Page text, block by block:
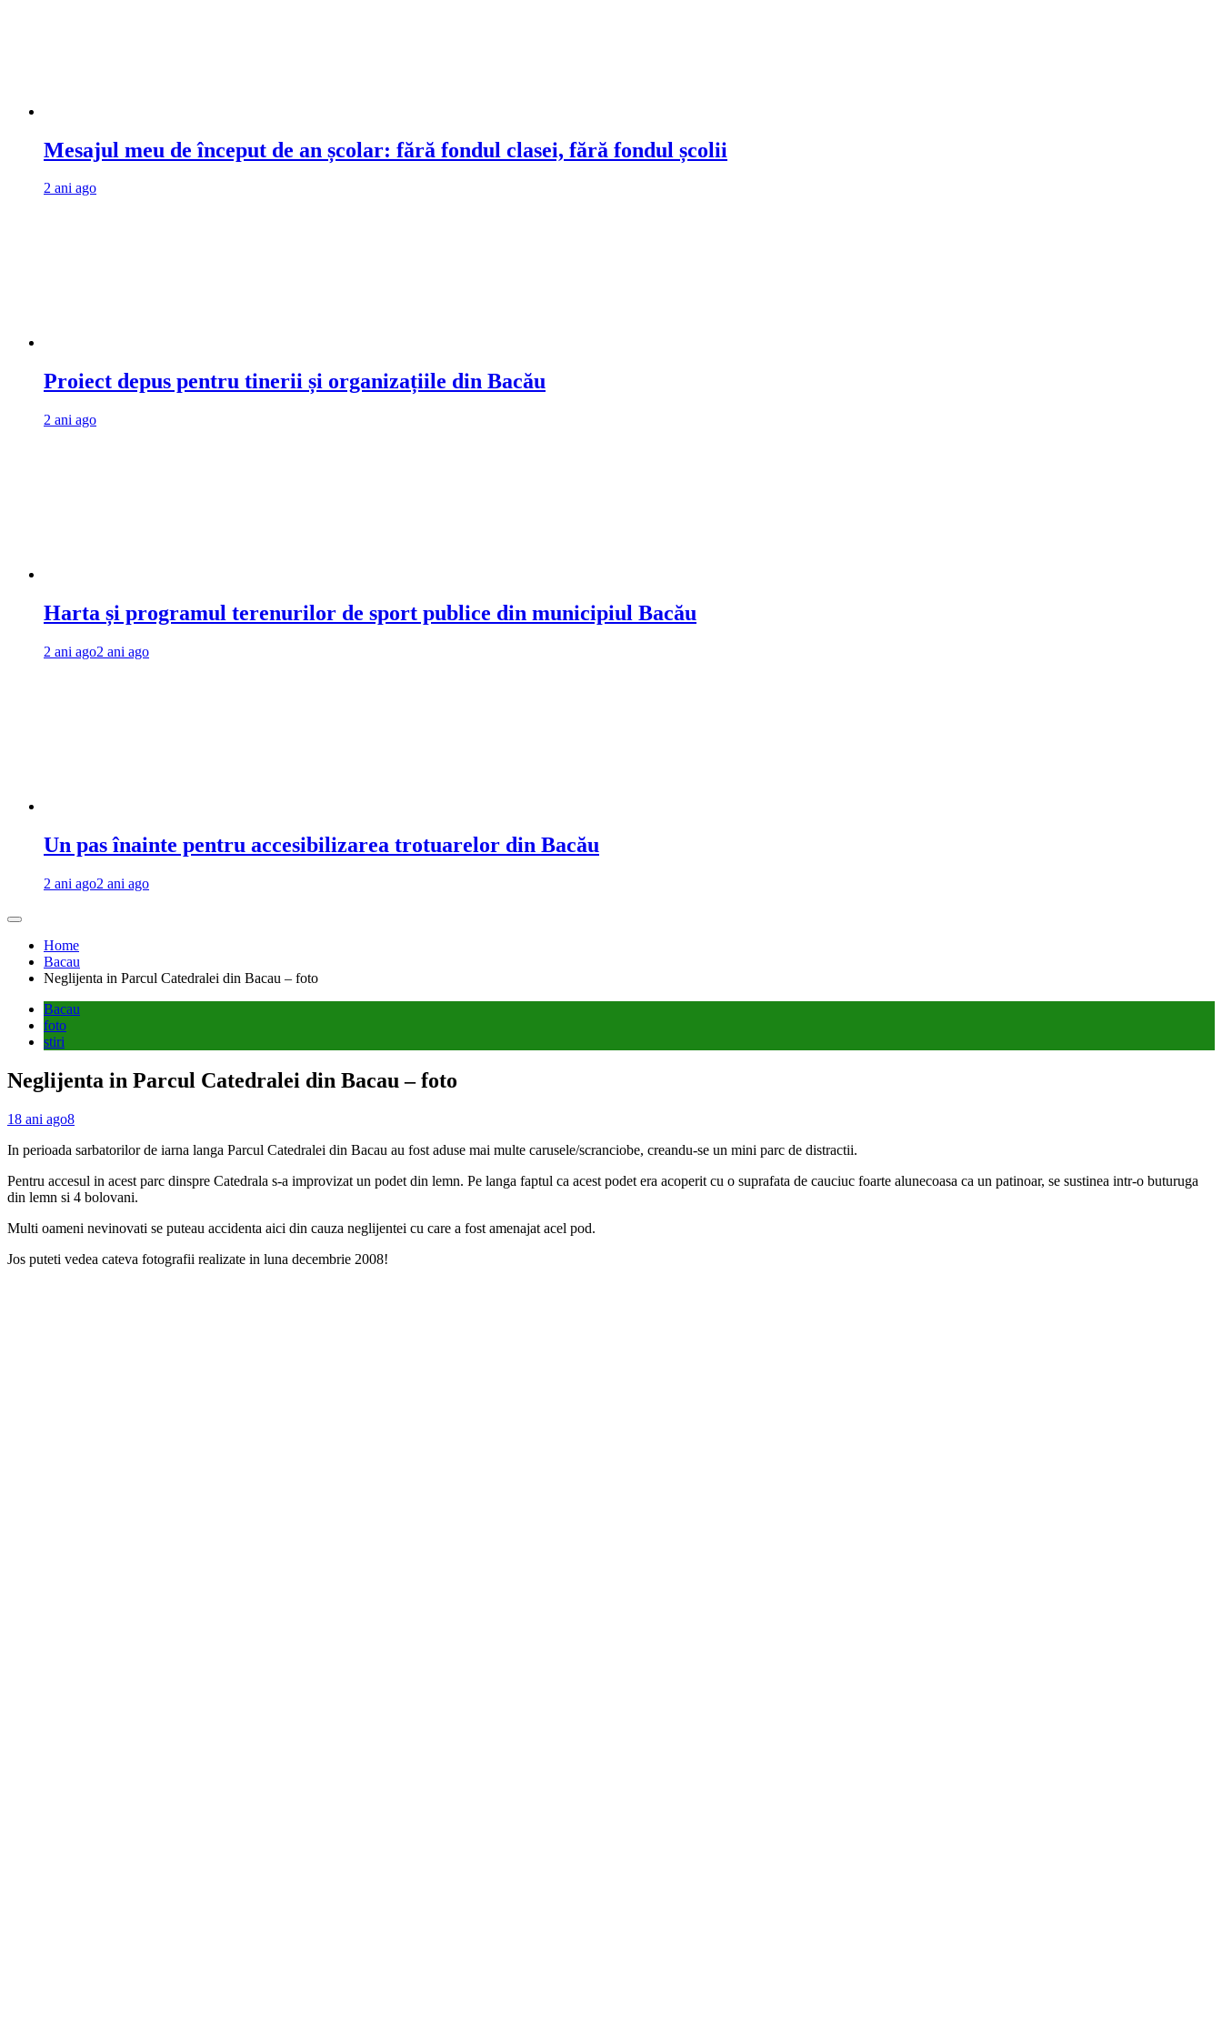
Mesajul meu de început de an școlar: fără fondul clasei, fără fondul școlii
2 ani ago
Proiect depus pentru tinerii și organizațiile din Bacău
2 ani ago
Harta și programul terenurilor de sport publice din municipiul Bacău
2 ani ago2 ani ago
Un pas înainte pentru accesibilizarea trotuarelor din Bacău
2 ani ago2 ani ago
Home
Bacau
Neglijenta in Parcul Catedralei din Bacau – foto
Bacau
foto
stiri
Neglijenta in Parcul Catedralei din Bacau – foto
18 ani ago8
In perioada sarbatorilor de iarna langa Parcul Catedralei din Bacau au fost aduse mai multe carusele/scranciobe, creandu-se un mini parc de distractii.
Pentru accesul in acest parc dinspre Catedrala s-a improvizat un podet din lemn. Pe langa faptul ca acest podet era acoperit cu o suprafata de cauciuc foarte alunecoasa ca un patinoar, se sustinea intr-o buturuga
din lemn si 4 bolovani.
Multi oameni nevinovati se puteau accidenta aici din cauza neglijentei cu care a fost amenajat acel pod.
Jos puteti vedea cateva fotografii realizate in luna decembrie 2008!